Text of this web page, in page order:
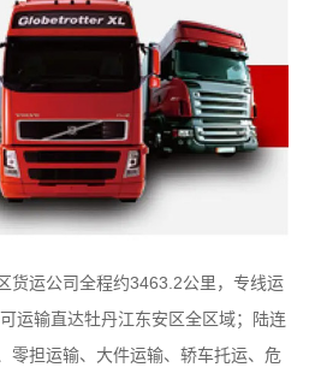
运公司全程约3463.2公里，专线运
运输直达牡丹江东安区全区域；陆连
零担运输、大件运输、轿车托运、危